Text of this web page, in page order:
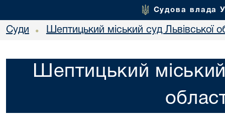
Судова влада
Суди • Шептицький міський суд Львівської
Шептицький міський